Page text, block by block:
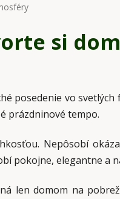
si
posedenie vo
prázdninové tempo.
Nepôsobí
pokojne, elegantne a
len domom na